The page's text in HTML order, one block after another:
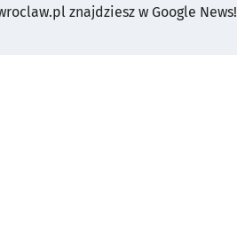
znajdziesz w Google News!